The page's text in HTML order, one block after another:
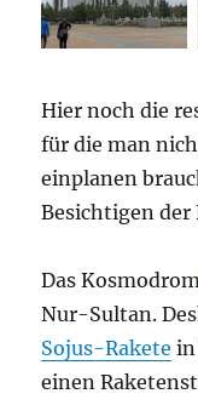
Hier noch die
für die man
einplanen
Besichtigen
Das
Nur-Sultan.
Sojus-Rakete
einen